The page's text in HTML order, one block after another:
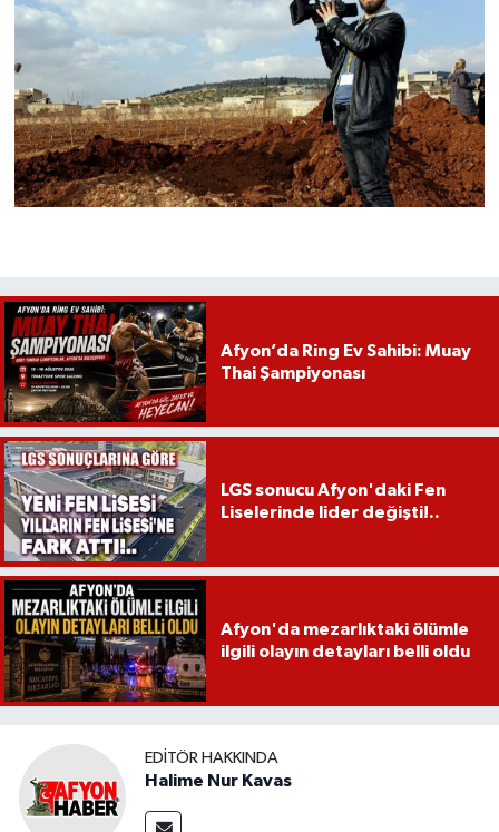
Afyon’da Ring Ev Sahibi: Muay
Thai Şampiyonası
LGS sonucu Afyon'daki Fen
Liselerinde lider değişti!..
Afyon'da mezarlıktaki ölümle
ilgili olayın detayları belli oldu
EDITÖR HAKKINDA
Halime Nur Kavas